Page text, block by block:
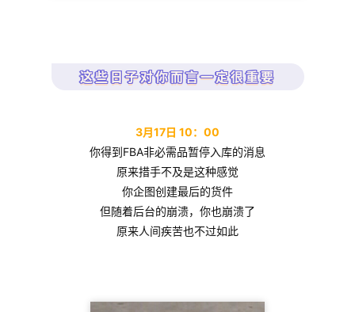
这些日子对你而言一定很重要
3月17日 10：00
你得到FBA非必需品暂停入库的消息
原来措手不及是这种感觉
你企图创建最后的货件
但随着后台的崩溃，你也崩溃了
原来人间疾苦也不过如此